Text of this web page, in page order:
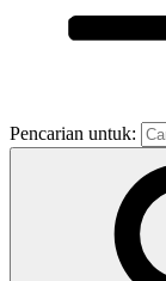
Pencarian untuk: